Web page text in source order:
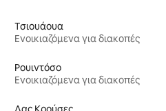
Τσιουάουα
Ενοικιαζόμενα για διακοπές
Ρουιντόσο
Ενοικιαζόμενα για διακοπές